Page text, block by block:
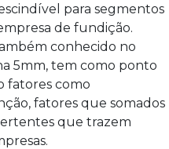
para segmentos
de fundição.
conhecido no
5mm, tem como ponto
fatores como
fatores que somados
que trazem